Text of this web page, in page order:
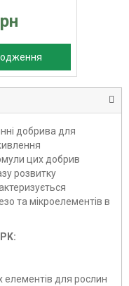
добрива для
цих добрив
розвитку
та мікроелементів в
елементів для рослин